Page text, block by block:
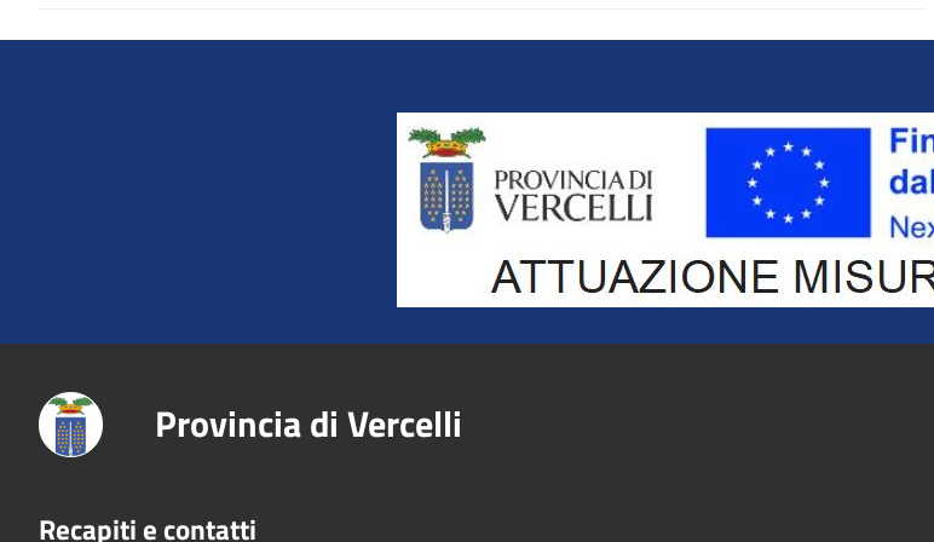
Title
Provincia di Vercelli
Recapiti e contatti